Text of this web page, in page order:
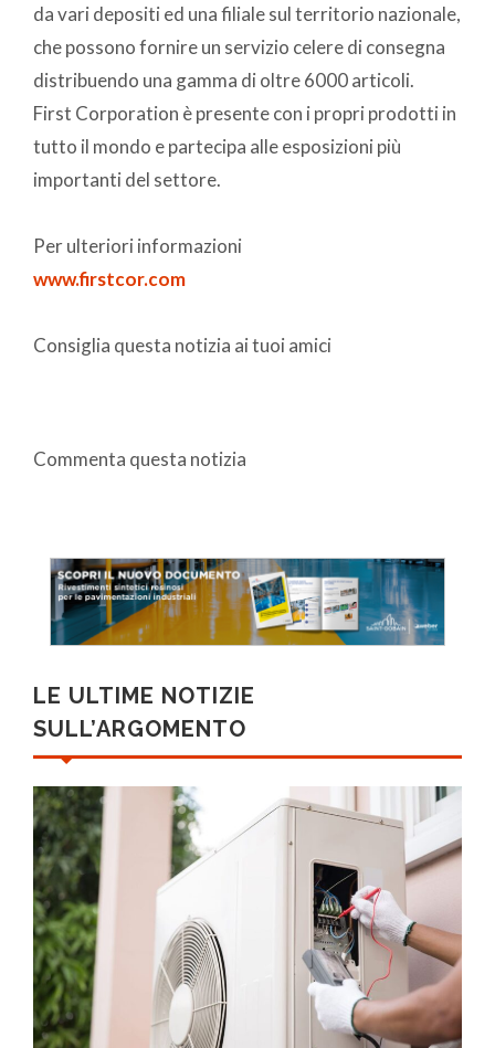
da vari depositi ed una filiale sul territorio nazionale,
che possono fornire un servizio celere di consegna
distribuendo una gamma di oltre 6000 articoli.
First Corporation è presente con i propri prodotti in
tutto il mondo e partecipa alle esposizioni più
importanti del settore.
Per ulteriori informazioni
www.firstcor.com
Consiglia questa notizia ai tuoi amici
Commenta questa notizia
LE ULTIME NOTIZIE
SULL’ARGOMENTO